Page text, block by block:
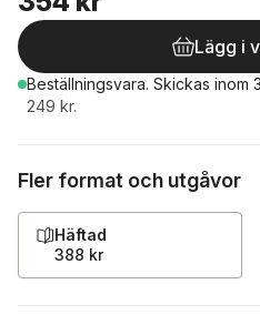
Lägg i
Beställningsvara. Skickas inom
249 kr.
Fler format och utgåvor
Häftad
388 kr